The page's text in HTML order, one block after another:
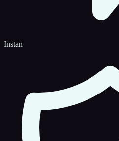
Instan